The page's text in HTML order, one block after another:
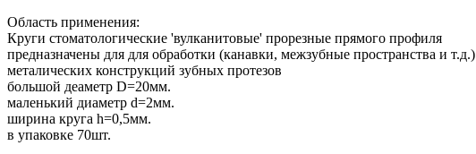
Область применения:
Круги стоматологические 'вулканитовые' прорезные прямого профиля
предназначены для для обработки (канавки, межзубные пространства и т.д.)
металических конструкций зубных протезов
большой деаметр D=20мм.
маленький диаметр d=2мм.
ширина круга h=0,5мм.
в упаковке 70шт.